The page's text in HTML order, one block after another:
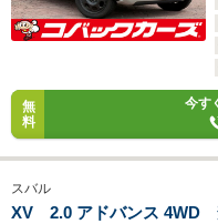
無
料
今す
スバル
XV 2.0 アドバンス